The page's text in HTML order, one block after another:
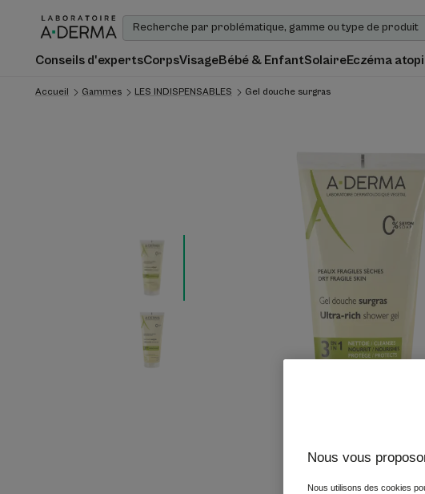
Conseils d'expertsCorpsVisageBébé & EnfantSolaireEczéma
Accueil Gammes LES INDISPENSABLES Gel douche surgras
Nous vous
Nous utilisons des cookies